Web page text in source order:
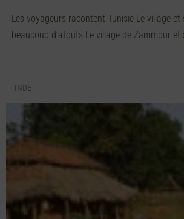
Les voyageurs racontent Tunisie Le village
beaucoup d’atouts Le village de Zammour et
INDE